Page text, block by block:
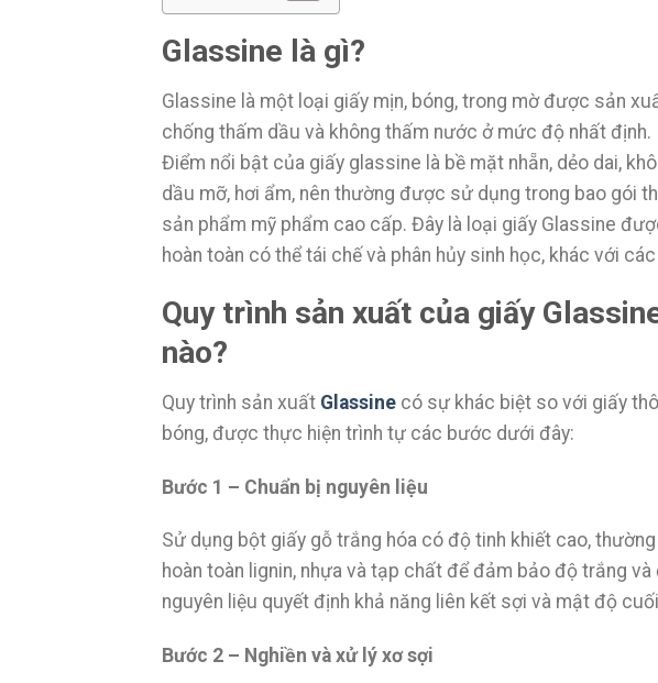
Glassine là gì?
Glassine là một loại giấy mịn, bóng, trong mờ được sản
chống thấm dầu và không thấm nước ở mức độ nhất định.
Điểm nổi bật của giấy glassine là bề mặt nhẵn, dẻo dai,
dầu mỡ, hơi ẩm, nên thường được sử dụng trong bao gói
sản phẩm mỹ phẩm cao cấp. Đây là loại giấy Glassine
hoàn toàn có thể tái chế và phân hủy sinh học, khác với
Quy trình sản xuất của giấy
nào?
Quy trình sản xuất Glassine có sự khác biệt so với giấy
bóng, được thực hiện trình tự các bước dưới đây:
Bước 1 – Chuẩn bị nguyên liệu
Sử dụng bột giấy gỗ trắng hóa có độ tinh khiết cao,
hoàn toàn lignin, nhựa và tạp chất để đảm bảo độ trắng
nguyên liệu quyết định khả năng liên kết sợi và mật độ
Bước 2 – Nghiền và xử lý xơ sợi